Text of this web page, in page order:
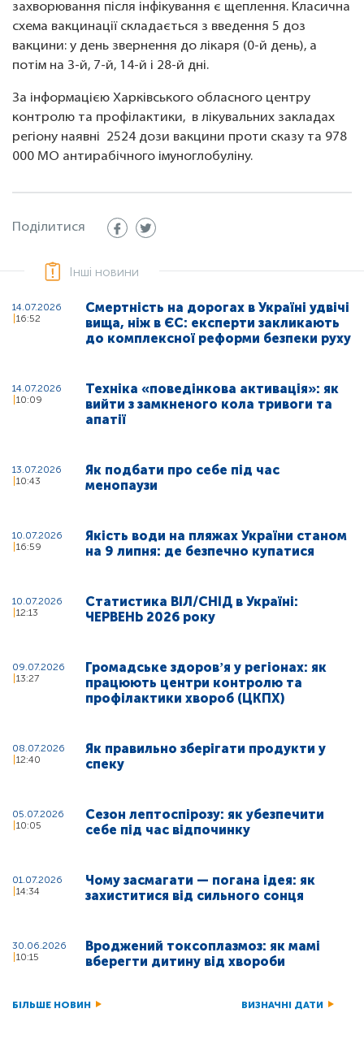
захворювання після інфікування є щеплення. Класична
схема вакцинації складається з введення 5 доз
вакцини: у день звернення до лікаря (0-й день), а
потім на 3-й, 7-й, 14-й і 28-й дні.
За інформацією Харківського обласного центру
контролю та профілактики, в лікувальних закладах
регіону наявні 2524 дози вакцини проти сказу та 978
000 МО антирабічного імуноглобуліну.
Поділитися
Інші новини
14.07.2026
16:52
Смертність на дорогах в Україні удвічі
вища, ніж в ЄС: експерти закликають
до комплексної реформи безпеки руху
14.07.2026
10:09
Техніка «поведінкова активація»: як
вийти з замкненого кола тривоги та
апатії
13.07.2026
10:43
Як подбати про себе під час
менопаузи
10.07.2026
16:59
Якість води на пляжах України станом
на 9 липня: де безпечно купатися
10.07.2026
12:13
Статистика ВІЛ/СНІД в Україні:
ЧЕРВЕНЬ 2026 року
09.07.2026
13:27
Громадське здоровʼя у регіонах: як
працюють центри контролю та
профілактики хвороб (ЦКПХ)
08.07.2026
12:40
Як правильно зберігати продукти у
спеку
05.07.2026
10:05
Сезон лептоспірозу: як убезпечити
себе під час відпочинку
01.07.2026
14:34
Чому засмагати — погана ідея: як
захиститися від сильного сонця
30.06.2026
10:15
Вроджений токсоплазмоз: як мамі
вберегти дитину від хвороби
БІЛЬШЕ НОВИН ВИЗНАЧНІ ДАТИ